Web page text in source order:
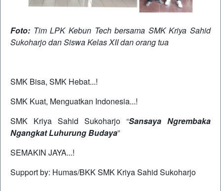
Foto: Tim LPK Kebun Tech bersama SMK Kriya Sahid
Sukoharjo dan Siswa Kelas XII dan orang tua
SMK Bisa, SMK Hebat...!
SMK Kuat, Menguatkan Indonesia...!
SMK Kriya Sahid Sukoharjo “Sansaya Ngrembaka
Ngangkat Luhurung Budaya”
SEMAKIN JAYA...!
Support by: Humas/BKK SMK Kriya Sahid Sukoharjo